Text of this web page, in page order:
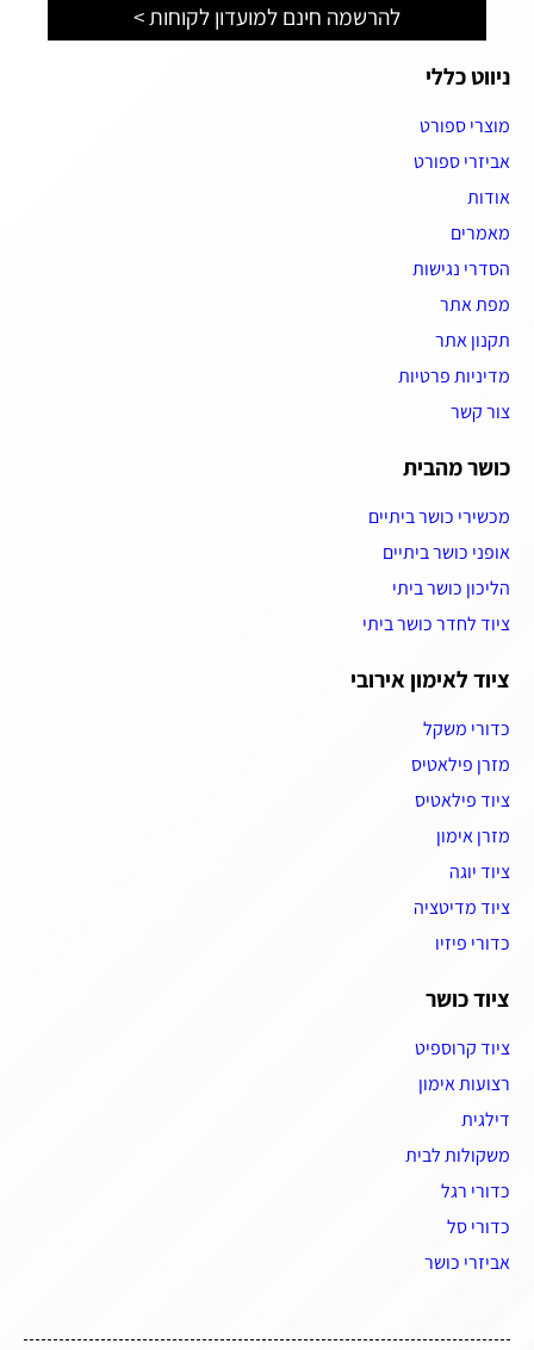
להרשמה חינם למועדון לקוחות >
ניווט כללי
מוצרי ספורט
אביזרי ספורט
אודות
מאמרים
הסדרי נגישות
מפת אתר
תקנון אתר
מדיניות פרטיות
צור קשר
כושר מהבית
מכשירי כושר ביתיים
אופני כושר ביתיים
הליכון כושר ביתי
ציוד לחדר כושר ביתי
ציוד לאימון אירובי
כדורי משקל
מזרן פילאטיס
ציוד פילאטיס
מזרן אימון
ציוד יוגה
ציוד מדיטציה
כדורי פיזיו
ציוד כושר
ציוד קרוספיט
רצועות אימון
דילגית
משקולות לבית
כדורי רגל
כדורי סל
אביזרי כושר